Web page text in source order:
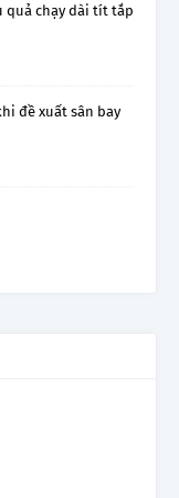
quả chạy dài tít tắp
đề xuất sân bay